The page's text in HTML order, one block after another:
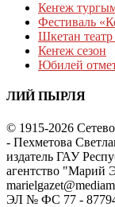
Кеҥеж
Фестиваль
Шкетан
Кеҥеж сезон
Юбилей
ЛИЙ ПЫРЛЯ
© 1915-2026
- Пехметова
издатель ГАУ
агентство "Марий
ЭЛ № ФС 77 - 87794